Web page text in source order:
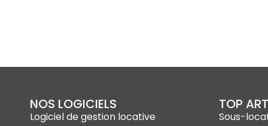
NOS LOGICIELS
Logiciel de gestion locative
TOP
Sous-